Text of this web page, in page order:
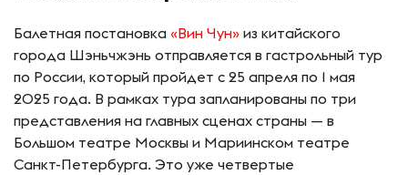
Балетная постановка «Вин Чун» из китайского
города Шэньчжэнь отправляется в гастрольный тур
по России, который пройдет с 25 апреля по 1 мая
2025 года. В рамках тура запланированы по три
представления на главных сценах страны — в
Большом театре Москвы и Мариинском театре
Санкт-Петербурга. Это уже четвертые